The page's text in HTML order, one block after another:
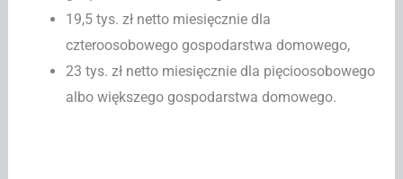
19,5 tys. zł netto miesięcznie dla
czteroosobowego gospodarstwa domowego,
23 tys. zł netto miesięcznie dla pięcioosobowego
albo większego gospodarstwa domowego.